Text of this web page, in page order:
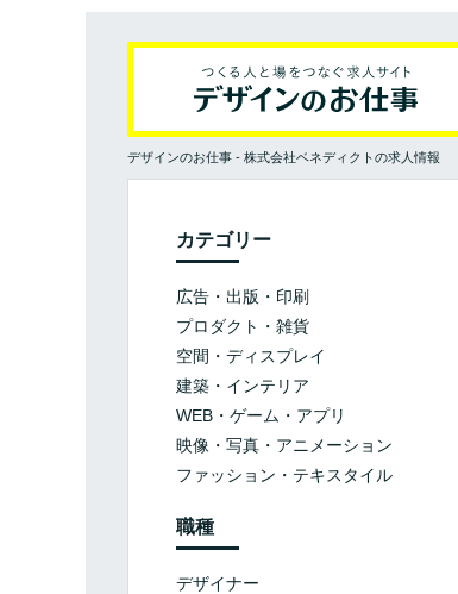
デザインのお仕事 - 株式会社ベネディクトの求人情報
カテゴリー
広告・出版・印刷
プロダクト・雑貨
空間・ディスプレイ
建築・インテリア
WEB・ゲーム・アプリ
映像・写真・アニメーション
ファッション・テキスタイル
職種
デザイナー